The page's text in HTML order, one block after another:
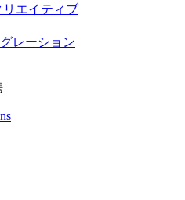
エイティブ
レーション